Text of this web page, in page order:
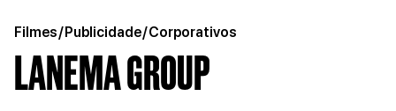
Filmes/ Publicidade/Corporativos
LANEMA GROUP